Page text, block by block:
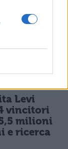
il sud
lodi
del
Levi
vincitori
milioni
e ricerca